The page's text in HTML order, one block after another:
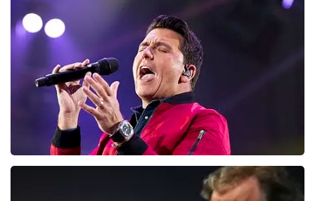
214laatste 30 minuten
BESTEL NU